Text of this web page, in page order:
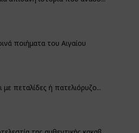
ποιήματα του Αιγαίου
με πεταλίδες ή πατελιόρυζο...